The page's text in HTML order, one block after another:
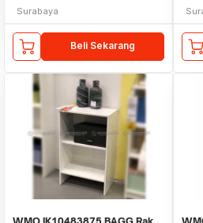
Surabaya
Beli Sekarang